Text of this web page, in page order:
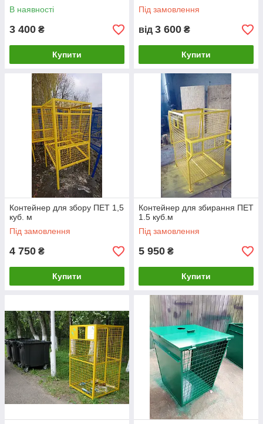
В наявності
3 400 ₴
Купити
Під замовлення
від 3 600 ₴
Купити
Контейнер для збору ПЕТ 1,5
куб. м
Під замовлення
4 750 ₴
Купити
Контейнер для збирання ПЕТ
1.5 куб.м
Під замовлення
5 950 ₴
Купити